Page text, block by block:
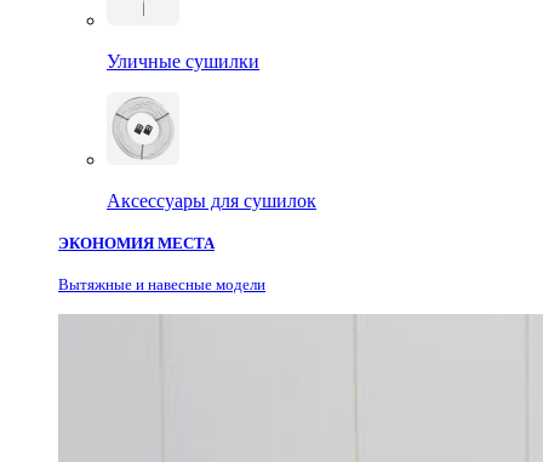
Уличные сушилки
Аксессуары для сушилок
ЭКОНОМИЯ МЕСТА
Вытяжные и навесные модели